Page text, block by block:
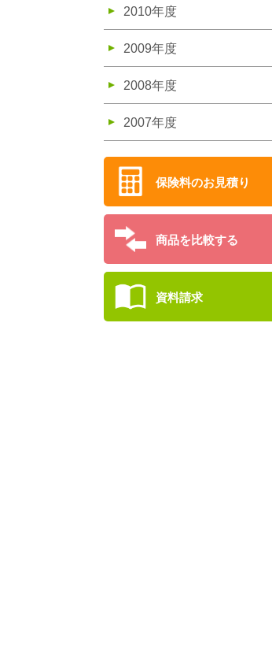
2010年度
2009年度
2008年度
2007年度
保険料のお見積り
商品を比較する
資料請求